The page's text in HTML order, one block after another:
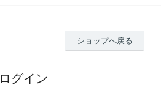
ショップへ戻る
ログイン